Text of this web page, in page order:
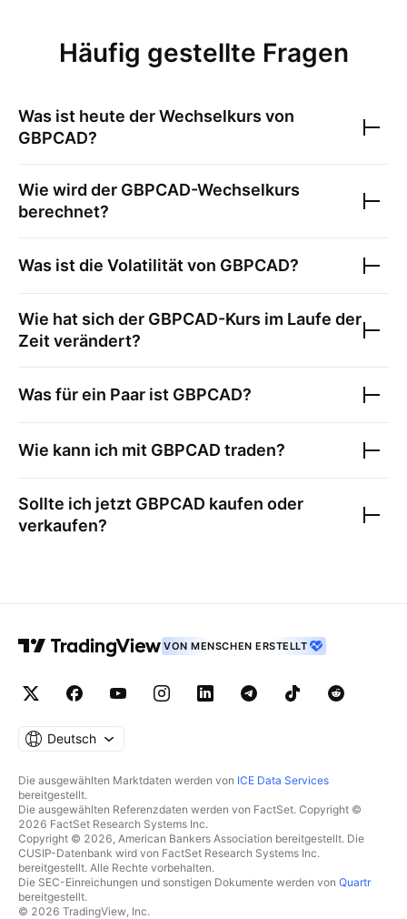
Häufig gestellte Fragen
Was ist heute der Wechselkurs von
GBPCAD?
Wie wird der GBPCAD-Wechselkurs
berechnet?
Was ist die Volatilität von GBPCAD?
Wie hat sich der GBPCAD-Kurs im Laufe der
Zeit verändert?
Was für ein Paar ist GBPCAD?
Wie kann ich mit GBPCAD traden?
Sollte ich jetzt GBPCAD kaufen oder
verkaufen?
VON MENSCHEN ERSTELLT
Deutsch
Die ausgewählten Marktdaten werden von ICE Data Services
bereitgestellt.
Die ausgewählten Referenzdaten werden von FactSet. Copyright ©
2026 FactSet Research Systems Inc.
Copyright © 2026, American Bankers Association bereitgestellt. Die
CUSIP-Datenbank wird von FactSet Research Systems Inc.
bereitgestellt. Alle Rechte vorbehalten.
Die SEC-Einreichungen und sonstigen Dokumente werden von Quartr
bereitgestellt.
© 2026 TradingView, Inc.